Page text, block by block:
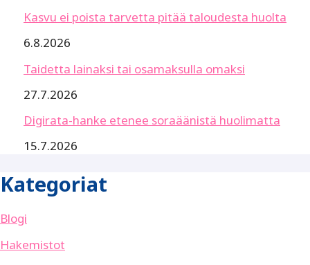
Kasvu ei poista tarvetta pitää taloudesta huolta
6.8.2026
Taidetta lainaksi tai osamaksulla omaksi
27.7.2026
Digirata-hanke etenee soraäänistä huolimatta
15.7.2026
Kategoriat
Blogi
Hakemistot